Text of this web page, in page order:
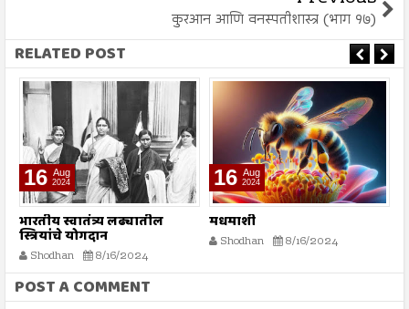
कुरआन आणि वनस्पतीशास्त्र (भाग १७)
RELATED POST
16 Aug
2024
भारतीय स्वातंत्र्य लढ्यातील
स्त्रियांचे योगदान
Shodhan 8/16/2024
16 Aug
2024
मधमाशी
Shodhan 8/16/2024
POST A COMMENT